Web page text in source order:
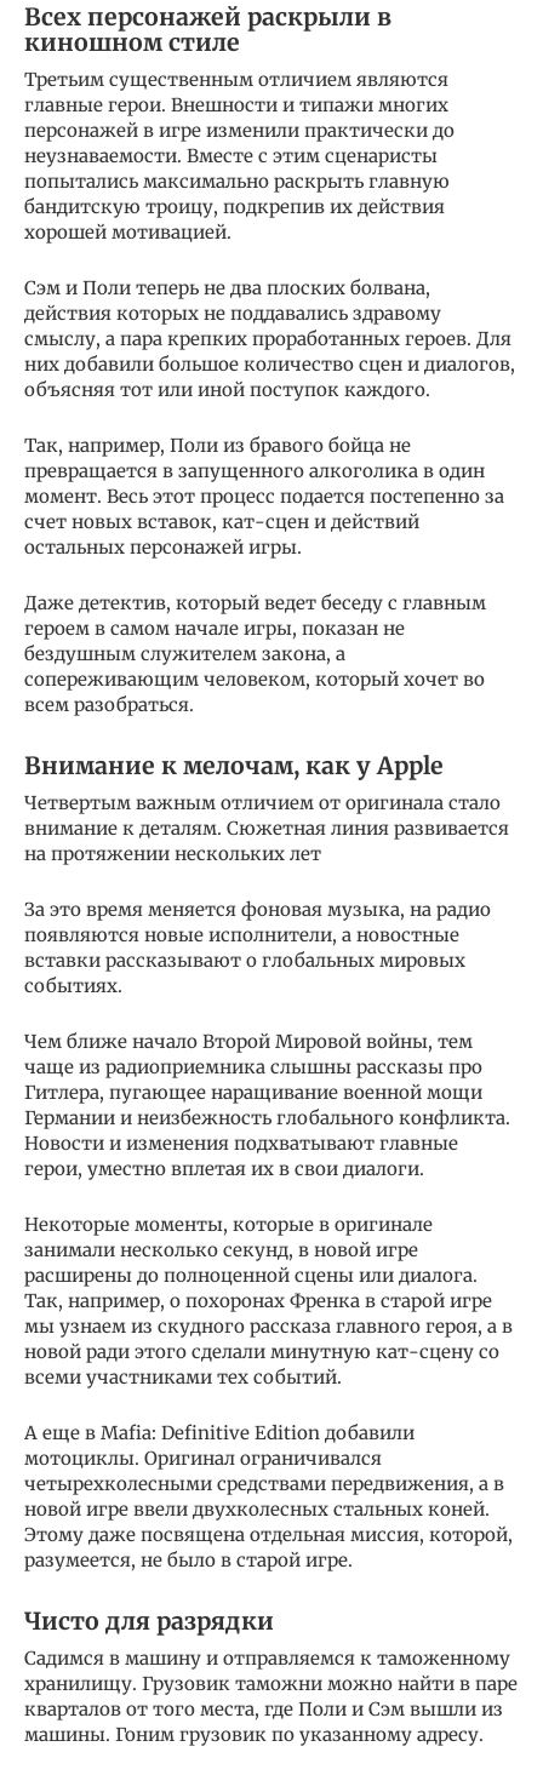
Всех персонажей раскрыли в
киношном стиле
Третьим существенным отличием являются
главные герои. Внешности и типажи многих
персонажей в игре изменили практически до
неузнаваемости. Вместе с этим сценаристы
попытались максимально раскрыть главную
бандитскую троицу, подкрепив их действия
хорошей мотивацией.
Сэм и Поли теперь не два плоских болвана,
действия которых не поддавались здравому
смыслу, а пара крепких проработанных героев. Для
них добавили большое количество сцен и диалогов,
объясняя тот или иной поступок каждого.
Так, например, Поли из бравого бойца не
превращается в запущенного алкоголика в один
момент. Весь этот процесс подается постепенно за
счет новых вставок, кат-сцен и действий
остальных персонажей игры.
Даже детектив, который ведет беседу с главным
героем в самом начале игры, показан не
бездушным служителем закона, а
сопереживающим человеком, который хочет во
всем разобраться.
Внимание к мелочам, как у Apple
Четвертым важным отличием от оригинала стало
внимание к деталям. Сюжетная линия развивается
на протяжении нескольких лет
За это время меняется фоновая музыка, на радио
появляются новые исполнители, а новостные
вставки рассказывают о глобальных мировых
событиях.
Чем ближе начало Второй Мировой войны, тем
чаще из радиоприемника слышны рассказы про
Гитлера, пугающее наращивание военной мощи
Германии и неизбежность глобального конфликта.
Новости и изменения подхватывают главные
герои, уместно вплетая их в свои диалоги.
Некоторые моменты, которые в оригинале
занимали несколько секунд, в новой игре
расширены до полноценной сцены или диалога.
Так, например, о похоронах Френка в старой игре
мы узнаем из скудного рассказа главного героя, а в
новой ради этого сделали минутную кат-сцену со
всеми участниками тех событий.
А еще в Mafia: Definitive Edition добавили
мотоциклы. Оригинал ограничивался
четырехколесными средствами передвижения, а в
новой игре ввели двухколесных стальных коней.
Этому даже посвящена отдельная миссия, которой,
разумеется, не было в старой игре.
Чисто для разрядки
Садимся в машину и отправляемся к таможенному
хранилищу. Грузовик таможни можно найти в паре
кварталов от того места, где Поли и Сэм вышли из
машины. Гоним грузовик по указанному адресу.